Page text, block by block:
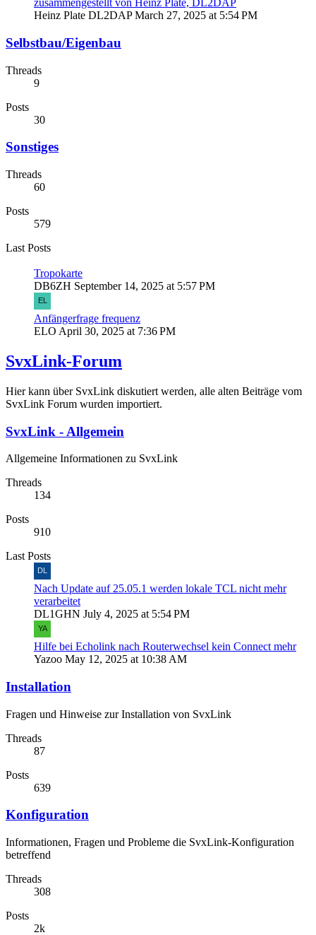
zusammengestellt von Heinz Plate, DL2DAP
Heinz Plate DL2DAPMarch 27, 2025 at 5:54 PM
Selbstbau/Eigenbau
Threads
9
Posts
30
Sonstiges
Threads
60
Posts
579
Last Posts
Tropokarte
DB6ZH September 14, 2025 at 5:57 PM
Anfängerfrage frequenz
ELO April 30, 2025 at 7:36 PM
SvxLink-Forum
Hier kann über SvxLink diskutiert werden, alle alten Beiträge vom
SvxLink Forum wurden importiert.
SvxLink - Allgemein
Allgemeine Informationen zu SvxLink
Threads
134
Posts
910
Last Posts
Nach Update auf 25.05.1 werden lokale TCL nicht mehr
verarbeitet
DL1GHN July 4, 2025 at 5:54 PM
Hilfe bei Echolink nach Routerwechsel kein Connect mehr
Yazoo May 12, 2025 at 10:38 AM
Installation
Fragen und Hinweise zur Installation von SvxLink
Threads
87
Posts
639
Konfiguration
Informationen, Fragen und Probleme die SvxLink-Konfiguration
betreffend
Threads
308
Posts
2k